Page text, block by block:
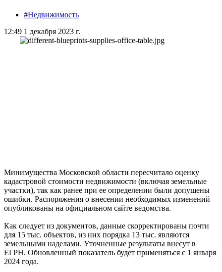
#Недвижимость
12:49 1 декабря 2023 г.
Минимущества Московской области пересчитало оценку
кадастровой стоимости недвижимости (включая земельные
участки), так как ранее при ее определении были допущены
ошибки. Распоряжения о внесении необходимых изменений
опубликованы на официальном сайте ведомства.
Как следует из документов, данные скорректированы почти
для 15 тыс. объектов, из них порядка 13 тыс. являются
земельными наделами. Уточненные результаты внесут в
ЕГРН. Обновленный показатель будет применяться с 1 января
2024 года.